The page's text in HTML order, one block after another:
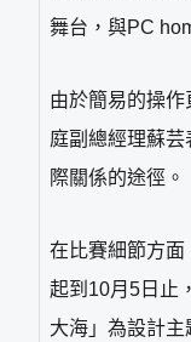
舞台，與PC
由於簡易的操
庭副總經理蘇
際關係的途徑。
在比賽細節方
起到10月5日止
大海」為設計